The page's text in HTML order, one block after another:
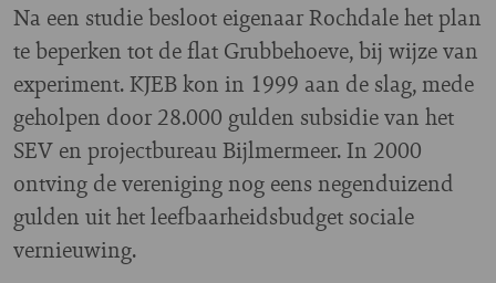
Na een studie besloot eigenaar Rochdale het plan
te beperken tot de flat Grubbehoeve, bij wijze van
experiment. KJEB kon in 1999 aan de slag, mede
geholpen door 28.000 gulden subsidie van het
SEV en projectbureau Bijlmermeer. In 2000
ontving de vereniging nog eens negenduizend
gulden uit het leefbaarheidsbudget sociale
vernieuwing.